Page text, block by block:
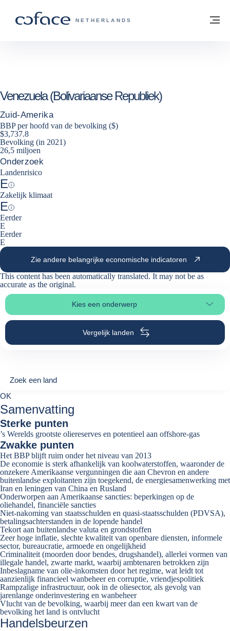
COFACE, FOR TRADE - GROEP
NETHERLANDS
Terug naar startpagina
Venezuela (Bolivariaanse Republiek)
Zuid-Amerika
BBP per hoofd van de bevolking ($)
$3,737.8
Bevolking (in 2021)
26,5 miljoen
Onderzoek
Landenrisico
E
Help
Zakelijk klimaat
E
Help
Eerder
E
Eerder
E
Zie andere belangrijke economische indicatoren
This content has been automatically translated. It may not be as
accurate as the original.
Kies een onderwerp
Selecteer paginasectie
Vergelijk landen
Zoek een land
0suggestions
Zoek een land
OK
Samenvatting
Sterke punten
’s Werelds grootste oliereserves en potentieel aan offshore-gas
Zwakke punten
Het BBP blijft ruim onder het niveau van 2013
De economie is sterk afhankelijk van koolwaterstoffen, waaronder de
onzekere Amerikaanse vergunningen die aan Chevron en andere
buitenlandse exploitanten zijn toegekend, de energiesamenwerking met
Iran en leningen van China en Rusland
Onderworpen aan Amerikaanse sancties: beperkingen op de
oliehandel, financiële sancties
Niet-nakoming van staatsschulden en quasi-staatsschulden (PDVSA),
betalingsachterstanden in de lopende handel
Tekort aan buitenlandse valuta en grondstoffen
Zeer hoge inflatie, slechte kwaliteit van openbare diensten, informele
sector, bureaucratie, armoede en ongelijkheid
Criminaliteit (moorden door bendes, drugshandel), allerlei vormen van
illegale handel, zwarte markt, waarbij ambtenaren betrokken zijn
Inbeslagname van olie-inkomsten door het regime, wat leidt tot
aanzienlijk financieel wanbeheer en corruptie, vriendjespolitiek
Rampzalige infrastructuur, ook in de oliesector, als gevolg van
jarenlange onderinvestering en wanbeheer
Vlucht van de bevolking, waarbij meer dan een kwart van de
bevolking het land is ontvlucht
Handelsbeurzen